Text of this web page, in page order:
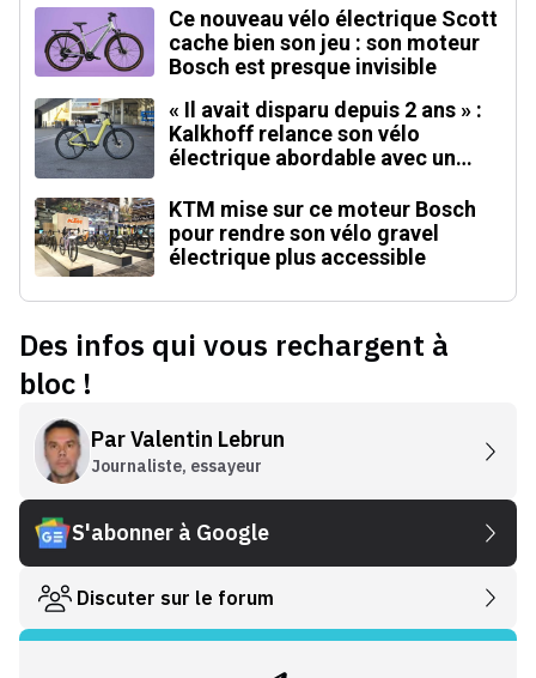
Ce nouveau vélo électrique Scott
cache bien son jeu : son moteur
Bosch est presque invisible
« Il avait disparu depuis 2 ans » :
Kalkhoff relance son vélo
électrique abordable avec un
KTM mise sur ce moteur Bosch
pour rendre son vélo gravel
électrique plus accessible
Des infos qui vous rechargent à
bloc !
ParValentin Lebrun
Journaliste, essayeur
S'abonner à Google
Discuter sur le forum